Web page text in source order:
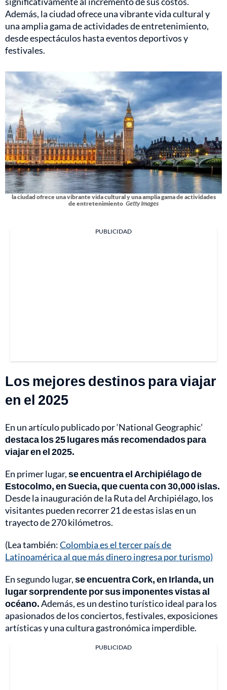
Además, la ciudad ofrece una vibrante vida cultural y
una amplia gama de actividades de entretenimiento,
desde espectáculos hasta eventos deportivos y
festivales.
la ciudad ofrece una vibrante vida cultural y una amplia gama de actividades
de entretenimiento Getty Images
PUBLICIDAD
Los mejores destinos para viajar
en el 2025
En un artículo publicado por ‘National Geographic’
destaca los 25 lugares más recomendados para
viajar en el 2025.
En primer lugar,se encuentra el Archipiélago de
Estocolmo, en Suecia, que cuenta con 30,000 islas.
Desde la inauguración de la Ruta del Archipiélago, los
visitantes pueden recorrer 21 de estas islas en un
trayecto de 270 kilómetros.
(Lea también:Colombia es el tercer país de
Latinoamérica al que más dinero ingresa por turismo)
En segundo lugar,se encuentra Cork, en Irlanda, un
lugar sorprendente por sus imponentes vistas al
océano.Además, es un destino turístico ideal para los
apasionados de los conciertos, festivales, exposiciones
artísticas y una cultura gastronómica imperdible.
PUBLICIDAD